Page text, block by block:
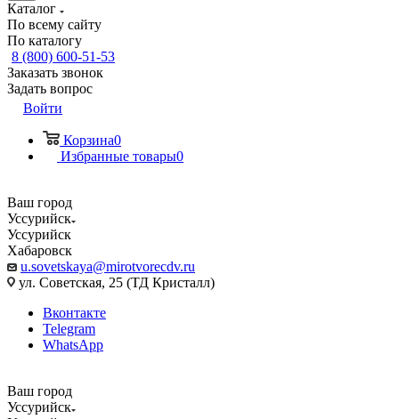
Каталог
По всему сайту
По каталогу
8 (800) 600-51-53
Заказать звонок
Задать вопрос
Войти
Корзина0
Избранные товары0
Ваш город
Уссурийск
Уссурийск
Хабаровск
u.sovetskaya@mirotvorecdv.ru
ул. Советская, 25 (ТД Кристалл)
Вконтакте
Telegram
WhatsApp
Ваш город
Уссурийск